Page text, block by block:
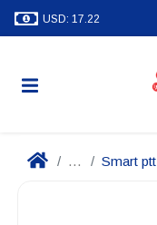
USD: 17.22
... Smart ptt